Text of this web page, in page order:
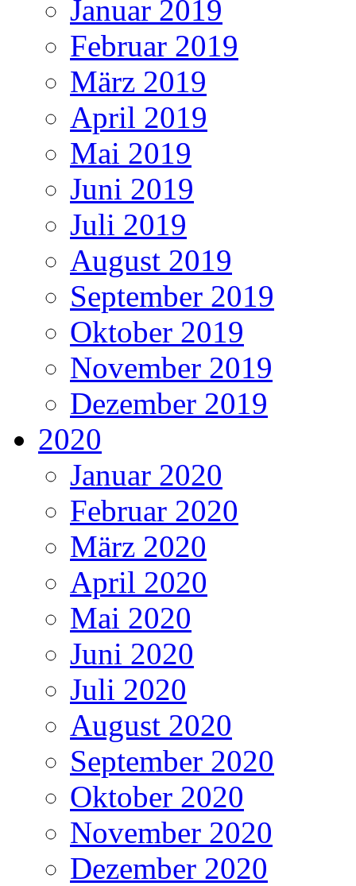
Januar 2019
Februar 2019
März 2019
April 2019
Mai 2019
Juni 2019
Juli 2019
August 2019
September 2019
Oktober 2019
November 2019
Dezember 2019
2020
Januar 2020
Februar 2020
März 2020
April 2020
Mai 2020
Juni 2020
Juli 2020
August 2020
September 2020
Oktober 2020
November 2020
Dezember 2020